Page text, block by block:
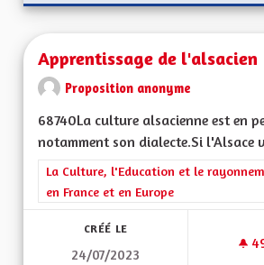
Apprentissage de l'alsacien
Proposition anonyme
68740La culture alsacienne est en
notamment son dialecte.Si l'Alsace
Filtrer les résultats de la catégorie :
La Culture, l'Education et le
en France et en Europe
CRÉÉ LE
24/07/2023